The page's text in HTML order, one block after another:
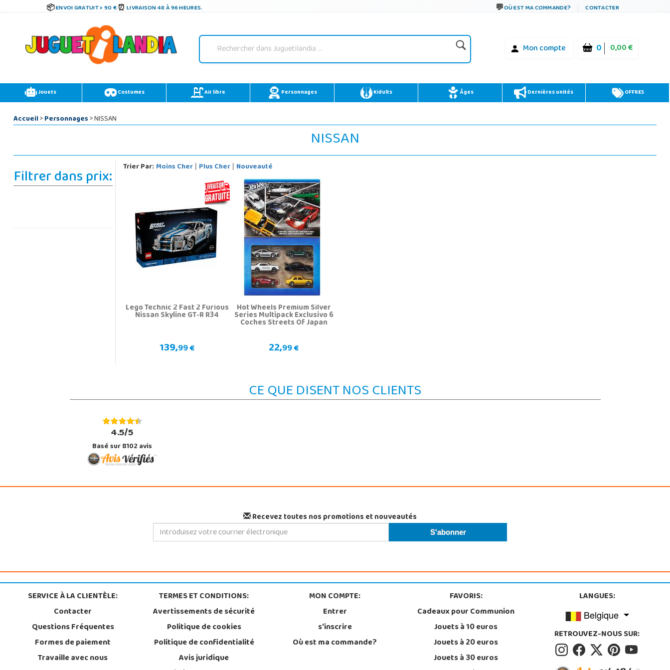
ENVOI GRATUIT > 90 € LIVRAISON 48 À 96 HEURES. OÙ EST MA COMMANDE? CONTACTER
Mon compte 0 0,00 €
Jouets Costumes Air libre Personnages Kidults Âges Dernières unités OFFRES
Accueil>Personnages> NISSAN
NISSAN
Filtrer dans prix: Trier Par: Moins Cher| Plus Cher| Nouveauté
Lego Technic 2 Fast 2 Furious
Nissan Skyline GT-R R34
139,99 €
Hot Wheels Premium Silver
Series Multipack Exclusivo 6
Coches Streets Of Japan
22,99 €
CE QUE DISENT NOS CLIENTS
4.5/5
Basé sur 8102 avis
Recevez toutes nos promotions et nouveautés
SERVICE À LA CLIENTÈLE:
Contacter
Questions Fréquentes
Formes de paiement
Travaille avec nous
TERMES ET CONDITIONS:
Avertissements de sécurité
Politique de cookies
Politique de confidentialité
Avis juridique
MON COMPTE:
Entrer
s'inscrire
Où est ma commande?
FAVORIS:
Cadeaux pour Communion
Jouets à 10 euros
Jouets à 20 euros
Jouets à 30 euros
LANGUES:
Belgique
RETROUVEZ-NOUS SUR: